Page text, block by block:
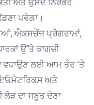
ਅਤੇ ਉਸਦੇ ਨਿਰਭਰ
ਪਵੇਗਾ।
ਐਕਸਚੇਂਜ ਪ੍ਰੋਗਰਾਮਾਂ,
ਉੱਤੇ ਕਾਗਜ਼ੀ
ਵਧਾਉਣ ਲਈ ਆਮ ਤੌਰ ‘ਤੇ
ਅਤੇ
ਲੋੜ ਦਾ ਸਬੂਤ ਦੇਣਾ